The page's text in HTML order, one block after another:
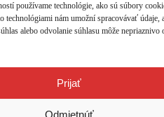
používame technológie, ako sú súbory
technológiami nám umožní spracovávať údaje,
alebo odvolanie súhlasu môže
Prijať
Odmietnúť